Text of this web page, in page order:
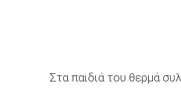
Στα παιδιά του θερμά